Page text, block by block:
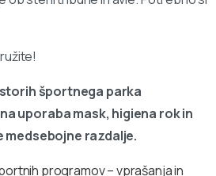
športnega parka
uporaba mask, higiena rok in
razdalje.
programov – vprašanja in